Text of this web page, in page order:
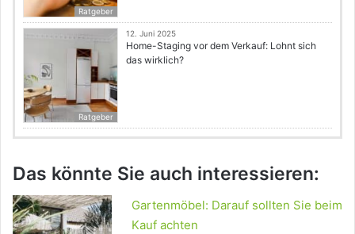
Ratgeber
Ratgeber
12. Juni 2025
Home-Staging vor dem Verkauf: Lohnt sich
das wirklich?
Das könnte Sie auch interessieren:
Gartenmöbel: Darauf sollten Sie beim
Kauf achten